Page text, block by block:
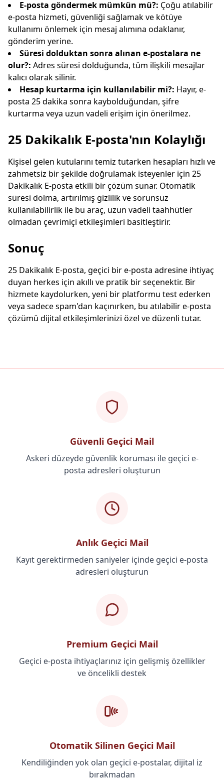
E-posta göndermek mümkün mü?: Çoğu atılabilir
e-posta hizmeti, güvenliği sağlamak ve kötüye
kullanımı önlemek için mesaj alımına odaklanır,
gönderim yerine.
Süresi dolduktan sonra alınan e-postalara ne
olur?: Adres süresi dolduğunda, tüm ilişkili mesajlar
kalıcı olarak silinir.
Hesap kurtarma için kullanılabilir mi?: Hayır, e-
posta 25 dakika sonra kaybolduğundan, şifre
kurtarma veya uzun vadeli erişim için önerilmez.
25 Dakikalık E-posta'nın Kolaylığı
Kişisel gelen kutularını temiz tutarken hesapları hızlı ve
zahmetsiz bir şekilde doğrulamak isteyenler için 25
Dakikalık E-posta etkili bir çözüm sunar. Otomatik
süresi dolma, artırılmış gizlilik ve sorunsuz
kullanılabilirlik ile bu araç, uzun vadeli taahhütler
olmadan çevrimiçi etkileşimleri basitleştirir.
Sonuç
25 Dakikalık E-posta, geçici bir e-posta adresine ihtiyaç
duyan herkes için akıllı ve pratik bir seçenektir. Bir
hizmete kaydolurken, yeni bir platformu test ederken
veya sadece spam'dan kaçınırken, bu atılabilir e-posta
çözümü dijital etkileşimlerinizi özel ve düzenli tutar.
Güvenli Geçici Mail
Askeri düzeyde güvenlik koruması ile geçici e-
posta adresleri oluşturun
Anlık Geçici Mail
Kayıt gerektirmeden saniyeler içinde geçici e-posta
adresleri oluşturun
Premium Geçici Mail
Geçici e-posta ihtiyaçlarınız için gelişmiş özellikler
ve öncelikli destek
Otomatik Silinen Geçici Mail
Kendiliğinden yok olan geçici e-postalar, dijital iz
bırakmadan